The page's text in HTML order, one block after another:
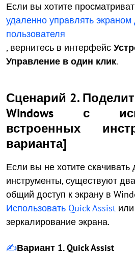
Если вы хотите
удаленно управлять экраном
пользователя
, вернитесь в интерфейс
Управление в один клик.
Сценарий 2.
Windows с
встроенных
варианта]
Если вы не хотите
инструменты, существуют
общий доступ к экрану в
Использовать Quick Assist
зеркалирование экрана.
✍️Вариант 1. Quick Assist